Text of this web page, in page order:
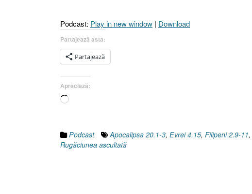
Podcast: Play in new window | Download
Partajează asta:
Partajează
Apreciază:
Încarc...
Podcast Apocalipsa 20.1-3, Evrei 4.15, Filipeni 2.9-11,
Rugăciunea ascultată